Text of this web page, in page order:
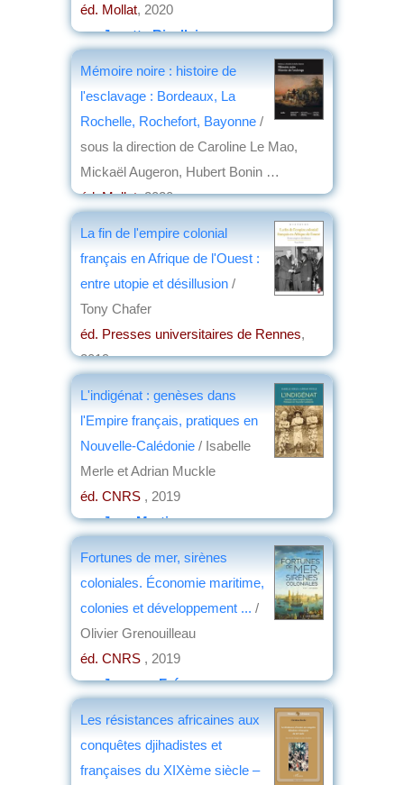
éd. Mollat, 2020
parJosette Rivallain
Mémoire noire : histoire de
l'esclavage : Bordeaux, La
Rochelle, Rochefort, Bayonne /
sous la direction de Caroline Le Mao,
Mickaël Augeron, Hubert Bonin …
éd. Mollat, 2020
La fin de l'empire colonial
français en Afrique de l'Ouest :
entre utopie et désillusion /
Tony Chafer
éd. Presses universitaires de Rennes,
2019
L'indigénat : genèses dans
l'Empire français, pratiques en
Nouvelle-Calédonie / Isabelle
Merle et Adrian Muckle
éd. CNRS , 2019
parJean Martin
Fortunes de mer, sirènes
coloniales. Économie maritime,
colonies et développement ... /
Olivier Grenouilleau
éd. CNRS , 2019
parJacques Frémeaux
Les résistances africaines aux
conquêtes djihadistes et
françaises du XIXème siècle –